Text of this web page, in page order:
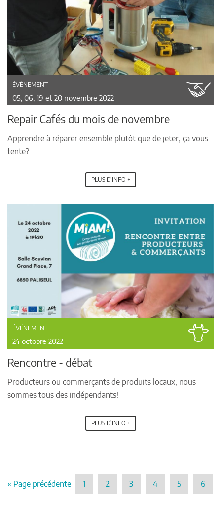
ÉVÉNEMENT
05, 06, 19 et 20 novembre 2022
Repair Cafés du mois de novembre
Apprendre à réparer ensemble plutôt que de jeter, ça vous
tente?
PLUS D'INFO +
ÉVÉNEMENT
24 octobre 2022
Rencontre - débat
Producteurs ou commerçants de produits locaux, nous
sommes tous des indépendants!
PLUS D'INFO +
« Page précédente 1 2 3 4 5 6